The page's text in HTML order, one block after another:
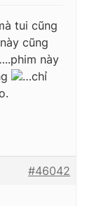
tui cũng
cũng
này
…chỉ
#46042